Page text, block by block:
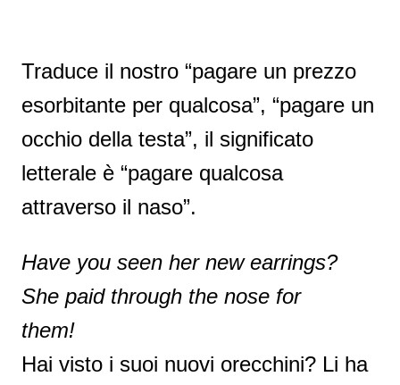
Traduce il nostro “pagare un prezzo
esorbitante per qualcosa”, “pagare un
occhio della testa”, il significato
letterale è “pagare qualcosa
attraverso il naso”.
Have you seen her new earrings?
She paid through the nose for
them!
Hai visto i suoi nuovi orecchini? Li ha